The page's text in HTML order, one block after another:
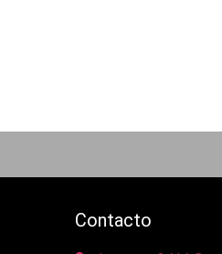
Contacto